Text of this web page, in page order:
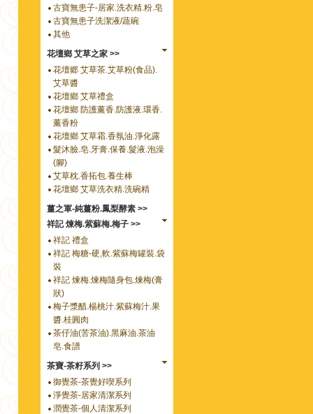
古寶無患子-居家.洗衣精.粉.皂
古寶無患子洗潔液/蔬碗
其他
花壇鄉 艾草之家 >>
花壇郷 艾草茶.艾草粉(食品).
艾草醬
花壇鄉 艾草禮盒
花壇鄉 防護薰香.防護液.環香.
薰香粉
花壇鄉 艾草霜.香氛油.淨化露
髮沐臉.皂.牙膏.保養.髮液.泡澡
(腳)
艾草枕.香拓包.養生棒
花壇鄉 艾草洗衣精.洗碗精
薑之軍-純薑粉.鳳梨酵素 >>
祥記 煉梅.紫蘇梅.梅子 >>
祥記 禮盒
祥記 梅糖-硬,軟.紫蘇梅罐裝.袋
裝
祥記 煉梅.煉梅隨身包.煉梅(膏
狀)
梅子漿醋.楊桃汁.紫蘇梅汁.果
醬.桂圓肉
茶仔油(苦茶油).黑麻油.茶油
皂.食譜
茶寶-茶籽系列 >>
御覺茶-茶覺好喫系列
淨覺茶-居家清潔系列
潤覺茶-個人清潔系列